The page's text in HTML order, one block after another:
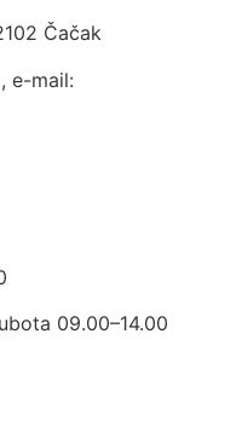
Čačak
e-mail:
09.00–14.00